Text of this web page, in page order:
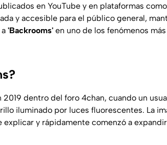
en YouTube y en plataformas
y accesible para el público general,
'Backrooms' en uno de los fenómenos
2019 dentro del foro 4chan, cuando un
iluminado por luces fluorescentes. La
y rápidamente comenzó a